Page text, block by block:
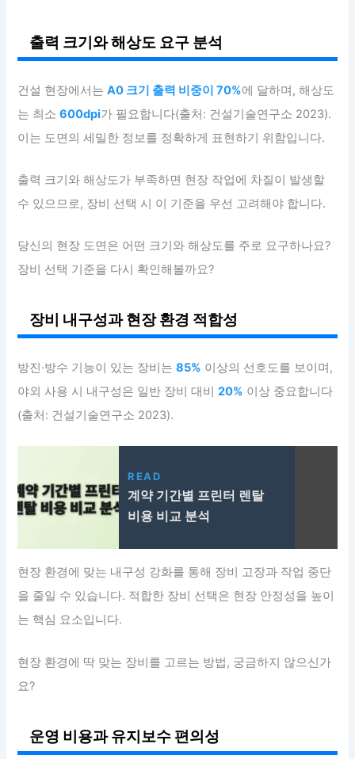
출력 크기와 해상도 요구 분석
건설 현장에서는A0 크기 출력 비중이 70%에 달하며, 해상도
는 최소600dpi가 필요합니다(출처: 건설기술연구소 2023).
이는 도면의 세밀한 정보를 정확하게 표현하기 위함입니다.
출력 크기와 해상도가 부족하면 현장 작업에 차질이 발생할
수 있으므로, 장비 선택 시 이 기준을 우선 고려해야 합니다.
당신의 현장 도면은 어떤 크기와 해상도를 주로 요구하나요?
장비 선택 기준을 다시 확인해볼까요?
장비 내구성과 현장 환경 적합성
방진·방수 기능이 있는 장비는85% 이상의 선호도를 보이며,
야외 사용 시 내구성은 일반 장비 대비20% 이상 중요합니다
(출처: 건설기술연구소 2023).
READ
계약 기간별 프린터 렌탈
비용 비교 분석
현장 환경에 맞는 내구성 강화를 통해 장비 고장과 작업 중단
을 줄일 수 있습니다. 적합한 장비 선택은 현장 안정성을 높이
는 핵심 요소입니다.
현장 환경에 딱 맞는 장비를 고르는 방법, 궁금하지 않으신가
요?
운영 비용과 유지보수 편의성